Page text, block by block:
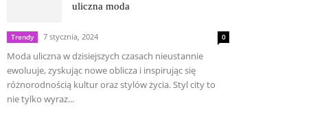
uliczna moda
Trendy 7 stycznia, 2024 0
Moda uliczna w dzisiejszych czasach nieustannie
ewoluuje, zyskując nowe oblicza i inspirując się
różnorodnością kultur oraz stylów życia. Styl city to
nie tylko wyraz...